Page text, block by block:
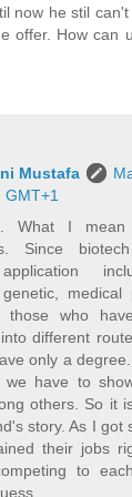
now he stil
offer. How can
Mustafa
GMT+1
What I
Since
genetic,
those who
different
only a
we have to
others. So it
story. As I got
their jobs
to